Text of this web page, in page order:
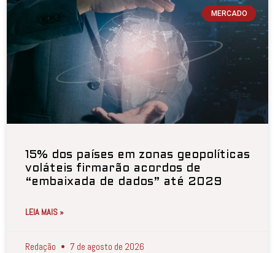
MERCADO
15% dos países em zonas geopolíticas
voláteis firmarão acordos de
“embaixada de dados” até 2029
LEIA MAIS »
Redação 7 de agosto de 2026